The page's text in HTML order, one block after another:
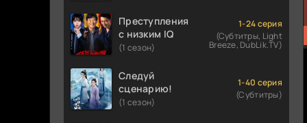
Преступления
с низким IQ
(1 сезон)
1-24 серия
(Субтитры, Light
Breeze, DubLik.TV)
Следуй
сценарию!
(1 сезон)
1-40 серия
(Субтитры)